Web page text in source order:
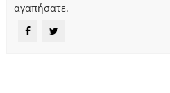
αγαπήσατε.